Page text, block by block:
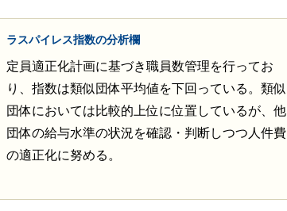
ラスパイレス指数の分析欄
定員適正化計画に基づき職員数管理を行ってお
り、指数は類似団体平均値を下回っている。類似
団体においては比較的上位に位置しているが、他
団体の給与水準の状況を確認・判断しつつ人件費
の適正化に努める。